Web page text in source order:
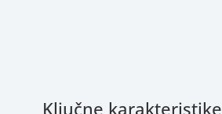
Ključne karakteristike